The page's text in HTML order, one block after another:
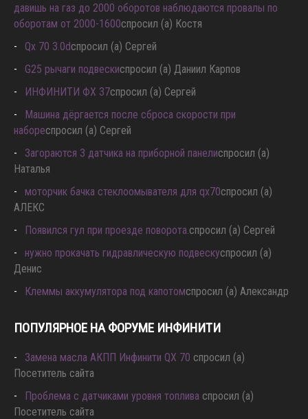
давишь на газ до 2000 оборотов наблюдаются провалы по
оборотам от 2000-1600спросил (а) Костя
Qx 70 3.0dспросил (а) Сергей
G25 рычаги подвескиспросил (а) Даниил Карпов
ИНФИНИТИ ФХ 37спросил (а) Сергей
Машина дёргается после сброса скорости при
набореспросил (а) Сергей
Загораются 3 датчика на приборной панелиспросил (а)
Наталья
моторчик бачка стеклоомывателя для qx70спросил (а)
АЛЕКС
Появился гул при проезде поворота.спросил (а) Сергей
нужно прокачать гидравлическую подвескуспросил (а)
Денис
Клеммы аккумулятора под капотомспросил (а) Александр
ПОПУЛЯРНОЕ НА ФОРУМЕ ИНФИНИТИ
Замена масла АКПП Инфинити QX 70 спросил (а)
Посетитель сайта
Проблема с датчиками уровня топлива спросил (а)
Посетитель сайта